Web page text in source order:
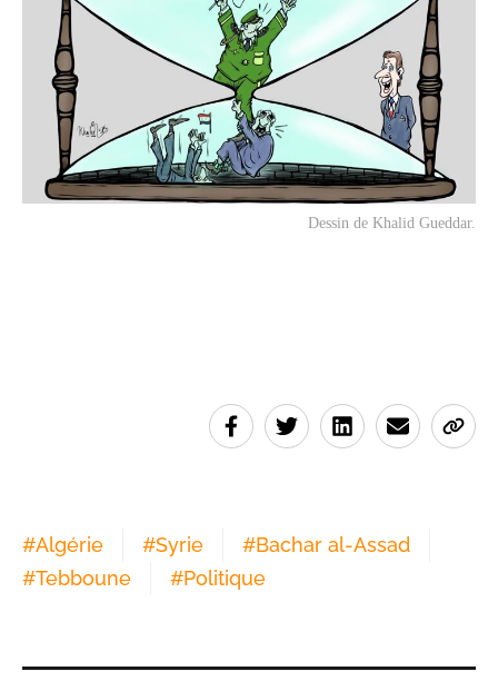
Dessin de Khalid Gueddar.
#Algérie #Syrie #Bachar al-Assad
#Tebboune #Politique